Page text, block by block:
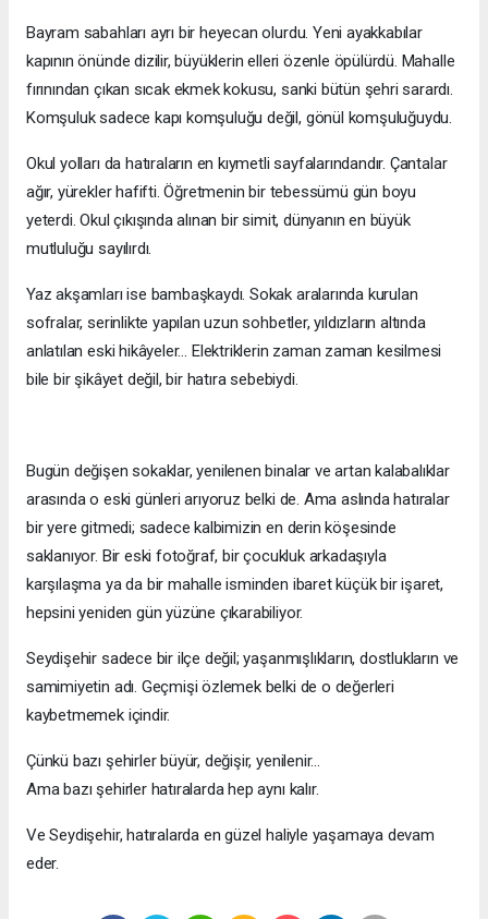
Bayram sabahları ayrı bir heyecan olurdu. Yeni ayakkabılar
kapının önünde dizilir, büyüklerin elleri özenle öpülürdü. Mahalle
fırınından çıkan sıcak ekmek kokusu, sanki bütün şehri sarardı.
Komşuluk sadece kapı komşuluğu değil, gönül komşuluğuydu.
Okul yolları da hatıraların en kıymetli sayfalarındandır. Çantalar
ağır, yürekler hafifti. Öğretmenin bir tebessümü gün boyu
yeterdi. Okul çıkışında alınan bir simit, dünyanın en büyük
mutluluğu sayılırdı.
Yaz akşamları ise bambaşkaydı. Sokak aralarında kurulan
sofralar, serinlikte yapılan uzun sohbetler, yıldızların altında
anlatılan eski hikâyeler… Elektriklerin zaman zaman kesilmesi
bile bir şikâyet değil, bir hatıra sebebiydi.
Bugün değişen sokaklar, yenilenen binalar ve artan kalabalıklar
arasında o eski günleri arıyoruz belki de. Ama aslında hatıralar
bir yere gitmedi; sadece kalbimizin en derin köşesinde
saklanıyor. Bir eski fotoğraf, bir çocukluk arkadaşıyla
karşılaşma ya da bir mahalle isminden ibaret küçük bir işaret,
hepsini yeniden gün yüzüne çıkarabiliyor.
Seydişehir sadece bir ilçe değil; yaşanmışlıkların, dostlukların ve
samimiyetin adı. Geçmişi özlemek belki de o değerleri
kaybetmemek içindir.
Çünkü bazı şehirler büyür, değişir, yenilenir…
Ama bazı şehirler hatıralarda hep aynı kalır.
Ve Seydişehir, hatıralarda en güzel haliyle yaşamaya devam
eder.